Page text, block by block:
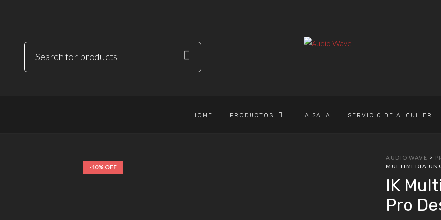
HOME PRODUCTOS LA SALA SERVICIO DE ALQUILER
-10% OFF
AUDIO WAVE >
MULTIMEDIA
IK
Pro